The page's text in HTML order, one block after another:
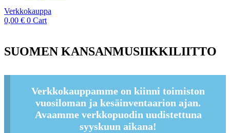
Verkkokauppa
0,00 € 0 Cart
SUOMEN KANSANMUSIIKKILIITTO
Verkkokauppamme on kiinni toimiston
vuosiloman ja kesäinventaarion ajan.
Avaamme verkkopuodin uudistettuna
syyskuun aikana!